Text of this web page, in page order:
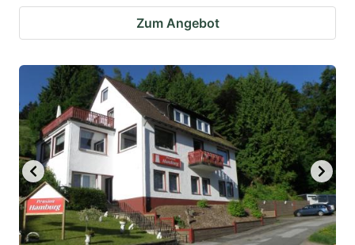
Zum Angebot